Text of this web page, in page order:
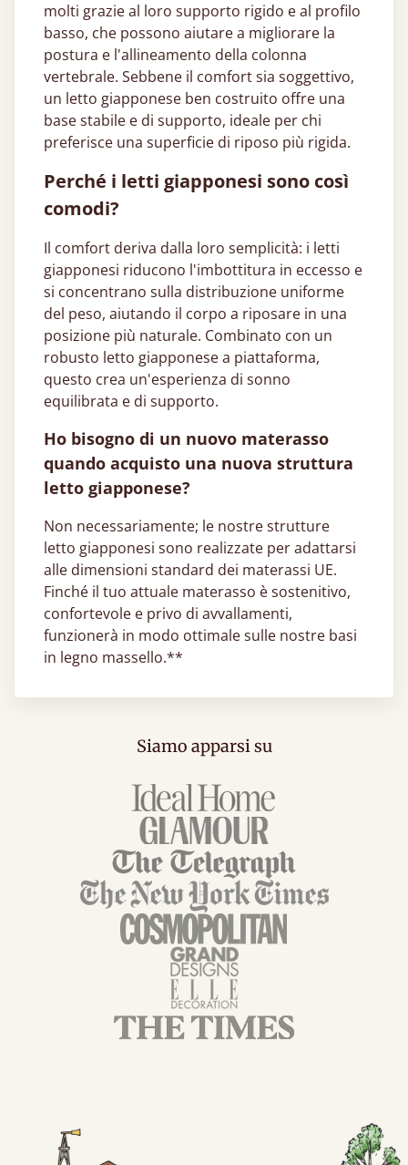
molti grazie al loro supporto rigido e al profilo
basso, che possono aiutare a migliorare la
postura e l'allineamento della colonna
vertebrale. Sebbene il comfort sia soggettivo,
un letto giapponese​ ben costruito offre una
base stabile e di supporto, ideale per chi
preferisce una superficie di riposo più rigida.
Perché i letti giapponesi​ sono così
comodi?
Il comfort deriva dalla loro semplicità: i letti
giapponesi​ riducono l'imbottitura in eccesso e
si concentrano sulla distribuzione uniforme
del peso, aiutando il corpo a riposare in una
posizione più naturale. Combinato con un
robusto letto giapponese​ a piattaforma,
questo crea un'esperienza di sonno
equilibrata e di supporto.
Ho bisogno di un nuovo materasso
quando acquisto una nuova struttura
letto giapponese?
Non necessariamente; le nostre strutture
letto giapponesi sono realizzate per adattarsi
alle dimensioni standard dei materassi UE.
Finché il tuo attuale materasso è sostenitivo,
confortevole e privo di avvallamenti,
funzionerà in modo ottimale sulle nostre basi
in legno massello.**
Siamo apparsi su